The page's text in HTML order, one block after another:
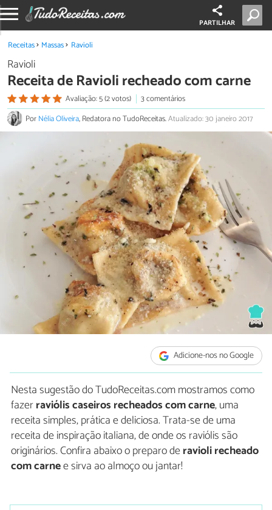
PARTILHAR
Receitas Massas Ravioli
Ravioli
Receita de Ravioli recheado com carne
Avaliação: 5 (2 votos)
3 comentários
PorNélia Oliveira, Redatora no TudoReceitas.Atualizado: 30 janeiro 2017
Adicione-nos no Google
Nesta sugestão do TudoReceitas.com mostramos como
fazerraviólis caseiros recheados com carne, uma
receita simples, prática e deliciosa. Trata-se de uma
receita de inspiração italiana, de onde os raviólis são
originários. Confira abaixo o preparo deravioli recheado
com carnee sirva ao almoço ou jantar!